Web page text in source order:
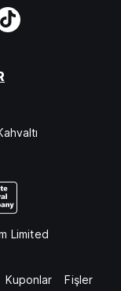
Limited
Kuponlar Fişler